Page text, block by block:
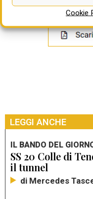
Cookie
LEGGI ANCHE
IL BANDO DEL
SS 20 Colle di
il tunnel
di Mercedes